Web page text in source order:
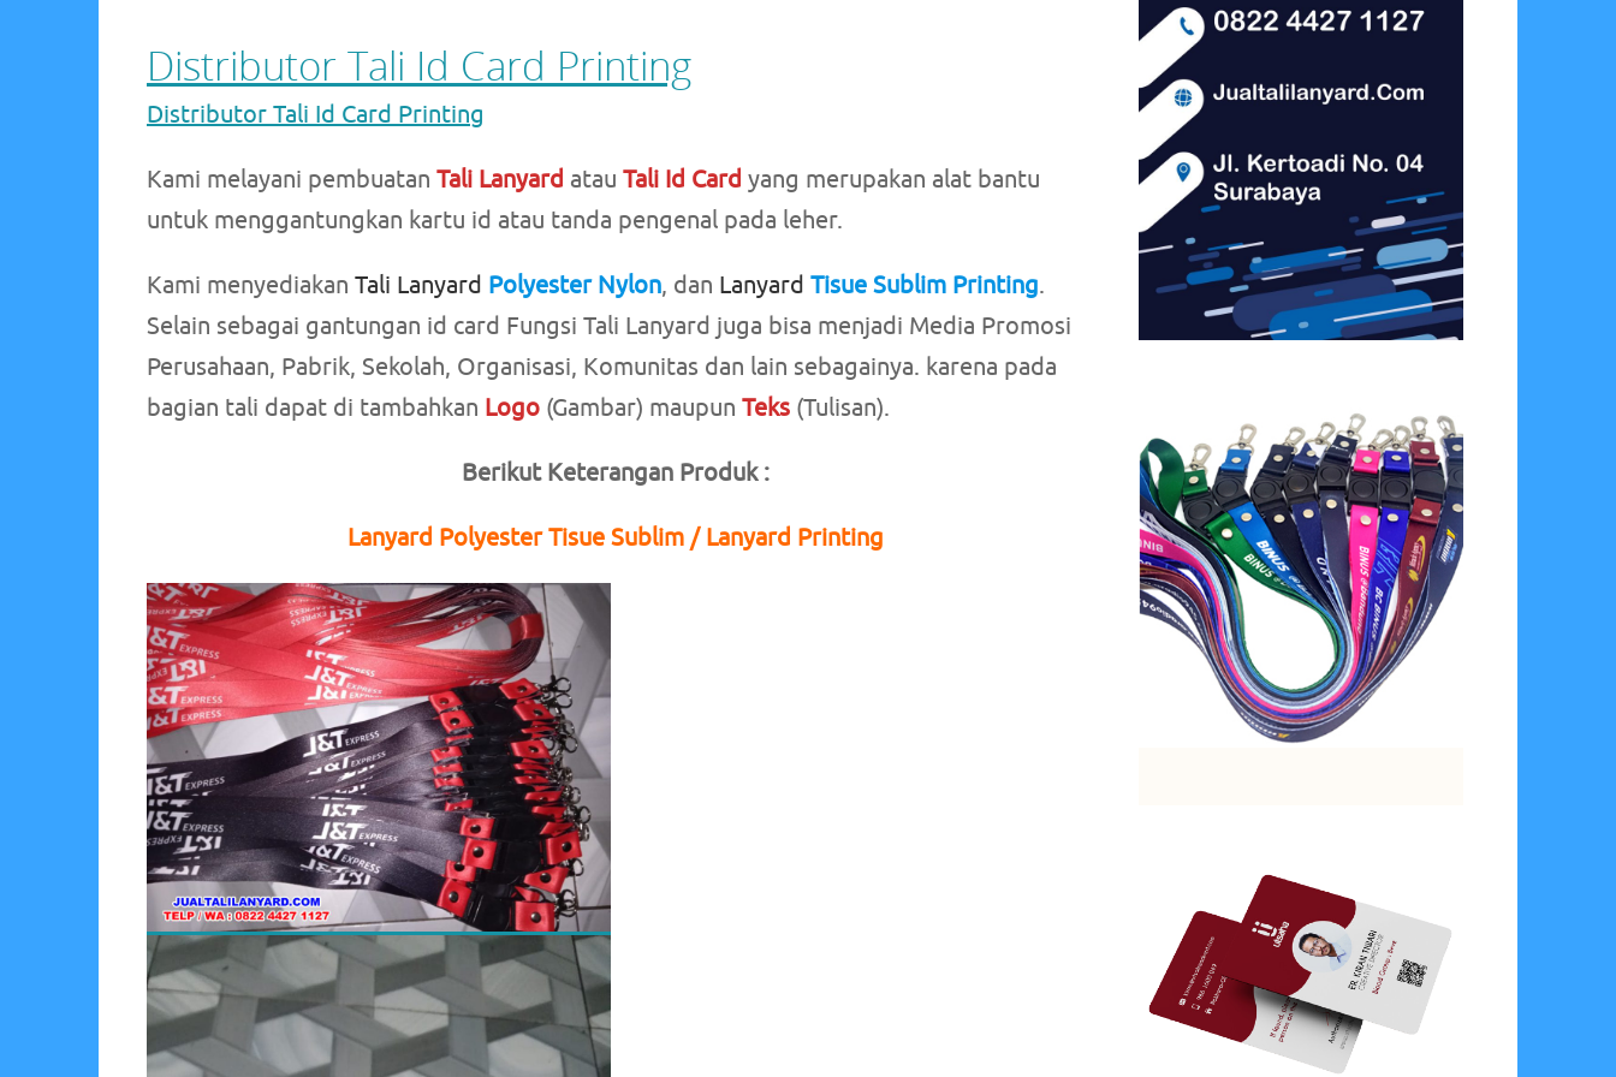
Distributor Tali Id Card Printing
Distributor Tali Id Card Printing
Kami melayani pembuatan Tali Lanyard atau Tali Id Card yang merupakan alat bantu
untuk menggantungkan kartu id atau tanda pengenal pada leher.
Kami menyediakan Tali Lanyard Polyester Nylon, dan Lanyard Tisue Sublim Printing.
Selain sebagai gantungan id card Fungsi Tali Lanyard juga bisa menjadi Media Promosi
Perusahaan, Pabrik, Sekolah, Organisasi, Komunitas dan lain sebagainya. karena pada
bagian tali dapat di tambahkan Logo (Gambar) maupun Teks (Tulisan).
Berikut Keterangan Produk :
Lanyard Polyester Tisue Sublim / Lanyard Printing